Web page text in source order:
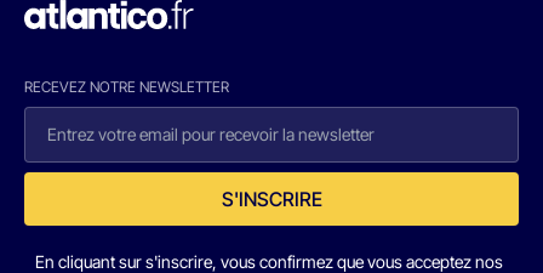
RECEVEZ NOTRE NEWSLETTER
S'INSCRIRE
En cliquant sur s'inscrire, vous confirmez que vous acceptez nos